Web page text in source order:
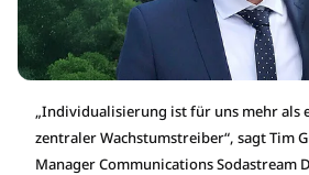
„Individualisierung ist für uns mehr als
zentraler Wachstumstreiber“, sagt Tim
Manager Communications Sodastream